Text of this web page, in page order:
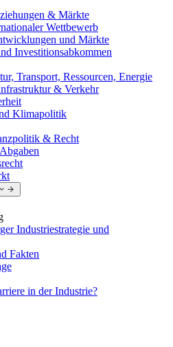
& Märkte
Wettbewerb
und Märkte
Investitionsabkommen
Transport, Ressourcen, Energie
& Verkehr
Klimapolitik
& Recht
Industriestrategie und
Fakten
in der Industrie?